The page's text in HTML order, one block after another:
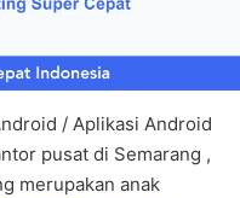
/ Aplikasi Android
pusat di Semarang ,
merupakan anak